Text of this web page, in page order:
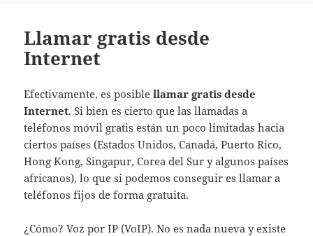
Llamar gratis desde
Internet
Efectivamente, es posiblellamar gratis desde
Internet. Si bien es cierto que las llamadas a
teléfonos móvil gratis están un poco limitadas hacia
ciertos países (Estados Unidos, Canadá, Puerto Rico,
Hong Kong, Singapur, Corea del Sur y algunos países
africanos), lo que si podemos conseguir es llamar a
teléfonos fijos de forma gratuita.
¿Cómo? Voz por IP (VoIP). No es nada nueva y existe